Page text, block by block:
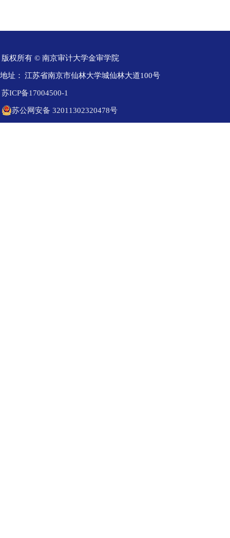
版权所有 © 南京审计大学金审学院
地址： 江苏省南京市仙林大学城仙林大道100号
苏ICP备17004500-1
苏公网安备 32011302320478号